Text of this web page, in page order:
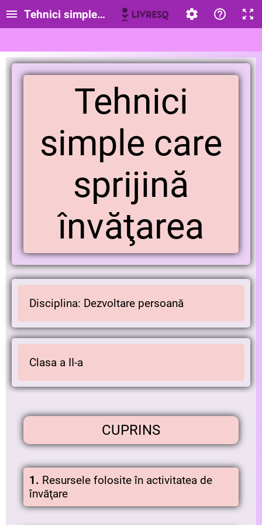
Tehnici simple care sprijină învăţarea
Tehnici
simple care
sprijină
învăţarea
Disciplina: Dezvoltare persoană
Clasa a II-a
CUPRINS
1. Resursele folosite în activitatea de
învăţare